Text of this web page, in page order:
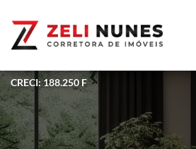
CRECI: 188.250 F